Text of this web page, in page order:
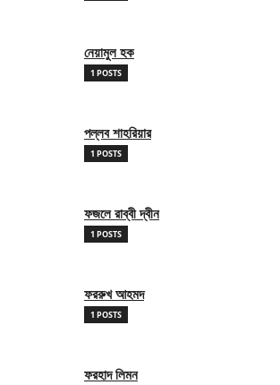
নেয়ামুল হক
1 POSTS
পল্লব শাহরিয়ার
1 POSTS
ফজলে রাব্বী দ্বীন
1 POSTS
ফররুখ আহমদ
1 POSTS
ফরহাদ লিমন